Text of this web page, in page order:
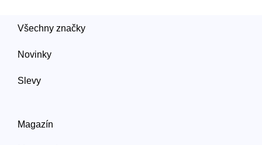
Všechny značky
Novinky
Slevy
Magazín